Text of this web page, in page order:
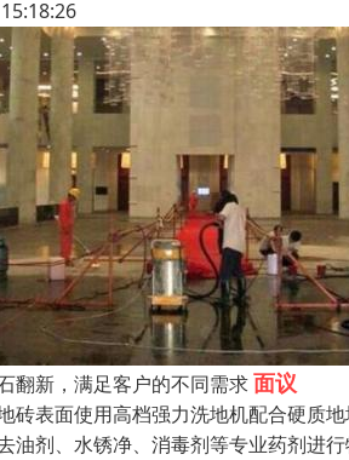
翻新，满足客户的不同需求面议
砖表面使用高档强力洗地机配合硬质
油剂、水锈净、消毒剂等专业药剂进